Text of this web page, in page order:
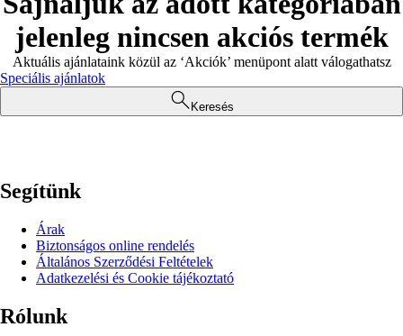
jelenleg nincsen akciós termék
Aktuális ajánlataink közül az ‘Akciók’ menüpont alatt válogathatsz
Speciális ajánlatok
Keresés
Segítünk
Árak
Biztonságos online rendelés
Általános Szerződési Feltételek
Adatkezelési és Cookie tájékoztató
Rólunk